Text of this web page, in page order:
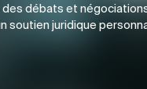
des débats et
soutien juridique